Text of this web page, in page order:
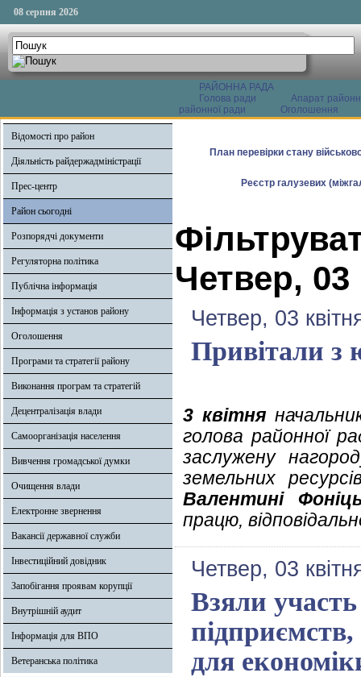
08 серпня 2026
РАЙОННА РАДА
Голова ради
Апарат
районної ради
Оголошення
Відомості про район
Діяльність райдержадміністрації
Прес-центр
Район сьогодні
Розпорядчі документи
Регуляторна політика
Публічна інформація
Інформація з установ району
Оголошення
Програми та стратегії району
Виконання програм та стратегій
Децентралізація влади
Самоорганізація населення
Вивчення громадської думки
Очищення влади
Електронне звернення
Вакансії державної служби
Інвестиційний довідник
Запобігання проявам корупції
Внутрішній аудит
Інформація для ВПО
Ветеранська політика
План перевірки стану
Реєстр галузевих
Четвер, 03
Четвер, 03
Привітали з
3 квітня
голова районної
заслужену
земельних
Валентині
працю,
Четвер, 03
Взяли участь
для